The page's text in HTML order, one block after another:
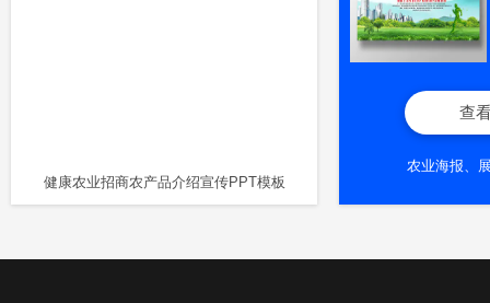
健康农业招商农产品介绍宣传PPT模板
查
农业海报、